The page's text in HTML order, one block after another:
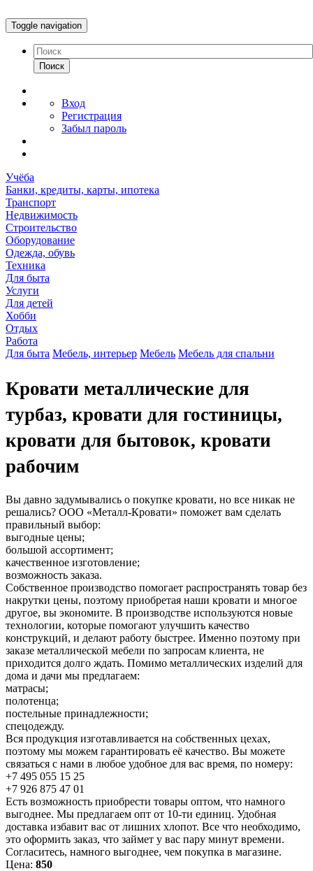
Toggle navigation
Поиск
Вход
Регистрация
Забыл пароль
Учёба
Банки, кредиты, карты, ипотека
Транспорт
Недвижимость
Строительство
Оборудование
Одежда, обувь
Техника
Для быта
Услуги
Для детей
Хобби
Отдых
Работа
Для быта Мебель, интерьер Мебель Мебель для спальни
Кровати металлические для
турбаз, кровати для гостиницы,
кровати для бытовок, кровати
рабочим
Вы давно задумывались о покупке кровати, но все никак не
решались? ООО «Металл-Кровати» поможет вам сделать
правильный выбор:
выгодные цены;
большой ассортимент;
качественное изготовление;
возможность заказа.
Собственное производство помогает распространять товар без
накрутки цены, поэтому приобретая наши кровати и многое
другое, вы экономите. В производстве используются новые
технологии, которые помогают улучшить качество
конструкций, и делают работу быстрее. Именно поэтому при
заказе металлической мебели по запросам клиента, не
приходится долго ждать. Помимо металлических изделий для
дома и дачи мы предлагаем:
матрасы;
полотенца;
постельные принадлежности;
спецодежду.
Вся продукция изготавливается на собственных цехах,
поэтому мы можем гарантировать её качество. Вы можете
связаться с нами в любое удобное для вас время, по номеру:
+7 495 055 15 25
+7 926 875 47 01
Есть возможность приобрести товары оптом, что намного
выгоднее. Мы предлагаем опт от 10-ти единиц. Удобная
доставка избавит вас от лишних хлопот. Все что необходимо,
это оформить заказ, что займет у вас пару минут времени.
Согласитесь, намного выгоднее, чем покупка в магазине.
Цена: 850